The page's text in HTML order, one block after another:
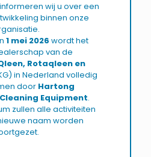
wij u over een
binnen onze
1 mei 2026 wordt het
van de
Rotaqleen en
in Nederland volledig
door Hartong
Equipment.
zullen alle activiteiten
naam worden